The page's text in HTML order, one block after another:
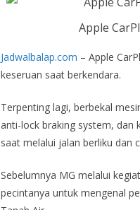
Apple
Jadwalbalap.com – Apple
keseruan saat berkendara.
Terpenting lagi, berbekal
anti-lock braking system, dan
saat melalui jalan berliku dan
Sebelumnya MG melalui
pecintanya untuk mengenal